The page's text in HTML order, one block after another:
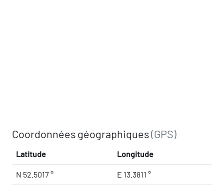
Coordonnées géographiques(GPS)
Latitude Longitude
N 52.5017 ° E 13.3811 °